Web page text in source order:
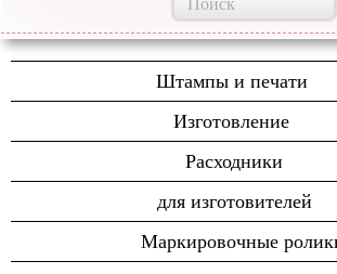
Штампы и печати
Изготовление
Пломбиры
печати
Расходники
для изготовителей
Маркировочные